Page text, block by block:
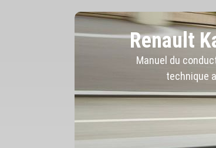
Renault
Manuel du
technique